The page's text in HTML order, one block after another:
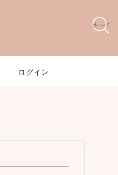
ログイン